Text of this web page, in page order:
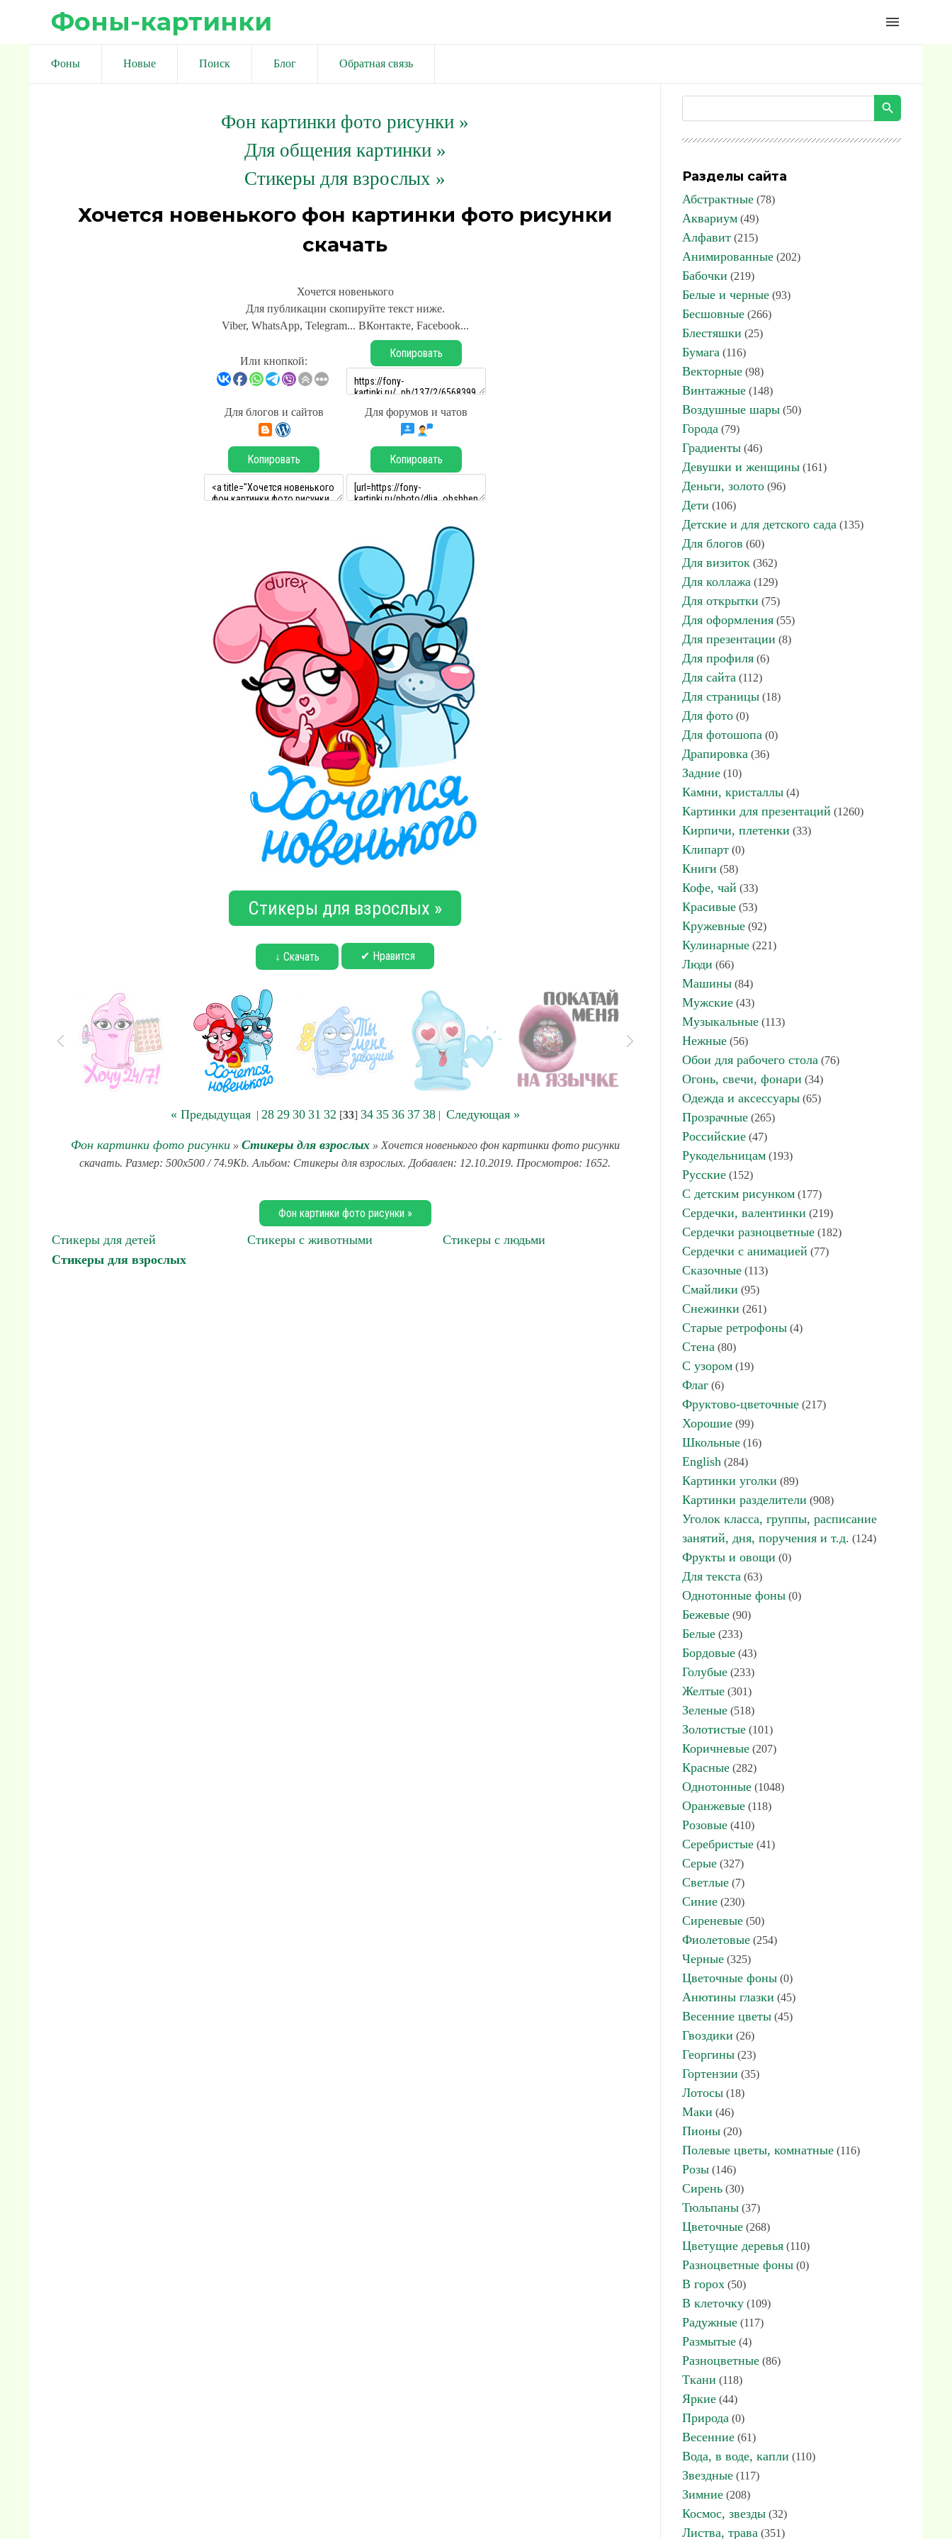
Фоны-картинки menu
Фоны Новые Поиск Блог Обратная связь
Фон картинки фото рисунки »
Для общения картинки »
Стикеры для взрослых »
Хочется новенького фон картинки фото рисунки
скачать
Хочется новенького
Для публикации скопируйте текст ниже.
Viber, WhatsApp, Telegram... ВКонтакте, Facebook...
Или кнопкой:
Копировать
Для блогов и сайтов Для форумов и чатов
Копировать Копировать
Стикеры для взрослых »
↓ Скачать ✔ Нравится
« Предыдущая| 28 29 30 31 32 [33] 34 35 36 37 38| Следующая »
Фон картинки фото рисунки» Стикеры для взрослых» Хочется новенького фон картинки фото рисунки
скачать. Размер: 500x500 / 74.9Kb. Альбом: Стикеры для взрослых. Добавлен: 12.10.2019. Просмотров: 1652.
Фон картинки фото рисунки »
Стикеры для детей Стикеры с животными
Стикеры с людьми
Стикеры для взрослых
Разделы сайта
Абстрактные (78)
Аквариум (49)
Алфавит (215)
Анимированные (202)
Бабочки (219)
Белые и черные (93)
Бесшовные (266)
Блестяшки (25)
Бумага (116)
Векторные (98)
Винтажные (148)
Воздушные шары (50)
Города (79)
Градиенты (46)
Девушки и женщины (161)
Деньги, золото (96)
Дети (106)
Детские и для детского сада (135)
Для блогов (60)
Для визиток (362)
Для коллажа (129)
Для открытки (75)
Для оформления (55)
Для презентации (8)
Для профиля (6)
Для сайта (112)
Для страницы (18)
Для фото (0)
Для фотошопа (0)
Драпировка (36)
Задние (10)
Камни, кристаллы (4)
Картинки для презентаций (1260)
Кирпичи, плетенки (33)
Клипарт (0)
Книги (58)
Кофе, чай (33)
Красивые (53)
Кружевные (92)
Кулинарные (221)
Люди (66)
Машины (84)
Мужские (43)
Музыкальные (113)
Нежные (56)
Обои для рабочего стола (76)
Огонь, свечи, фонари (34)
Одежда и аксессуары (65)
Прозрачные (265)
Российские (47)
Рукодельницам (193)
Русские (152)
С детским рисунком (177)
Сердечки, валентинки (219)
Сердечки разноцветные (182)
Сердечки с анимацией (77)
Сказочные (113)
Смайлики (95)
Снежинки (261)
Старые ретрофоны (4)
Стена (80)
С узором (19)
Флаг (6)
Фруктово-цветочные (217)
Хорошие (99)
Школьные (16)
English (284)
Картинки уголки (89)
Картинки разделители (908)
Уголок класса, группы, расписание
занятий, дня, поручения и т.д. (124)
Фрукты и овощи (0)
Для текста (63)
Однотонные фоны (0)
Бежевые (90)
Белые (233)
Бордовые (43)
Голубые (233)
Желтые (301)
Зеленые (518)
Золотистые (101)
Коричневые (207)
Красные (282)
Однотонные (1048)
Оранжевые (118)
Розовые (410)
Серебристые (41)
Серые (327)
Светлые (7)
Синие (230)
Сиреневые (50)
Фиолетовые (254)
Черные (325)
Цветочные фоны (0)
Анютины глазки (45)
Весенние цветы (45)
Гвоздики (26)
Георгины (23)
Гортензии (35)
Лотосы (18)
Маки (46)
Пионы (20)
Полевые цветы, комнатные (116)
Розы (146)
Сирень (30)
Тюльпаны (37)
Цветочные (268)
Цветущие деревья (110)
Разноцветные фоны (0)
В горох (50)
В клеточку (109)
Радужные (117)
Размытые (4)
Разноцветные (86)
Ткани (118)
Яркие (44)
Природа (0)
Весенние (61)
Вода, в воде, капли (110)
Звездные (117)
Зимние (208)
Космос, звезды (32)
Листва, трава (351)